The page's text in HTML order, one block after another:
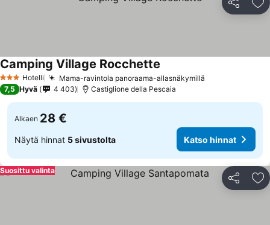
Jaa
3 Tähtiluokitus
Hotelli Mama-ravintola panoraama-allasnäkymillä
Camping Village Rocchette
7,5 Hyvä 4 403 Castiglione della Pescaia
Alkaen 28 €
Näytä hinnat 5 sivustolta Katso hinnat
Jaa
Suosittu valinta